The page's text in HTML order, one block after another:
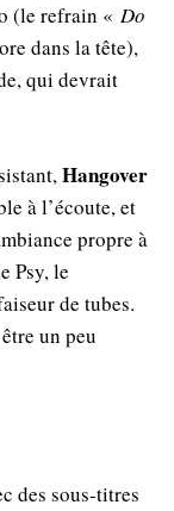
(le refrain « Do
dans la tête),
qui devrait
Hangover
à l’écoute, et
propre à
Psy, le
de tubes.
un peu
des sous-titres